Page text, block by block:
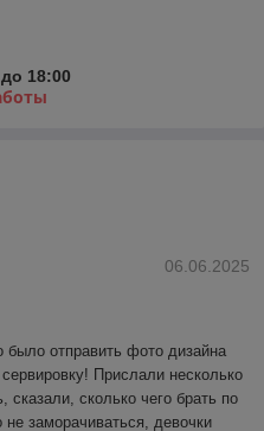
18:00
06.06.2025
отправить фото дизайна
Прислали несколько
сказали, сколько чего брать по
заморачиваться, девочки